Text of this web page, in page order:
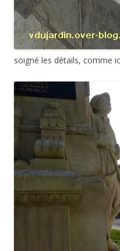
soigné les détails, comme